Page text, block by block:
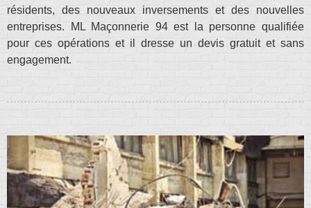
résidents, des nouveaux inversements et des nouvelles
entreprises. ML Maçonnerie 94 est la personne qualifiée
pour ces opérations et il dresse un devis gratuit et sans
engagement.